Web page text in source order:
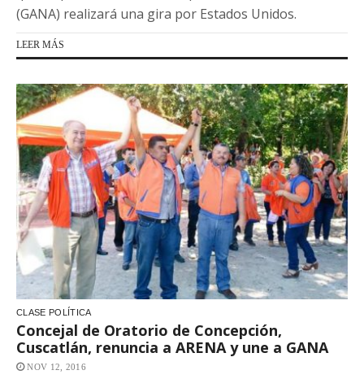
(GANA) realizará una gira por Estados Unidos.
LEER MÁS
CLASE POLÍTICA
Concejal de Oratorio de Concepción,
Cuscatlán, renuncia a ARENA y une a GANA
NOV 12, 2016